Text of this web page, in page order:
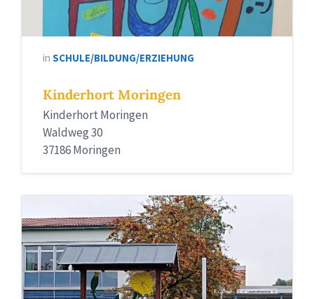
in SCHULE/BILDUNG/ERZIEHUNG
Kinderhort Moringen
Kinderhort Moringen
Waldweg 30
37186 Moringen